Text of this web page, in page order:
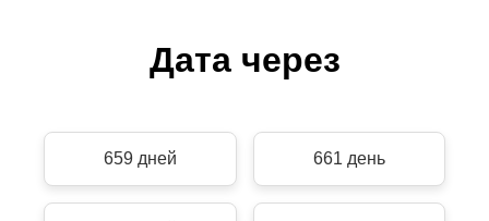
Дата через
659 дней 661 день